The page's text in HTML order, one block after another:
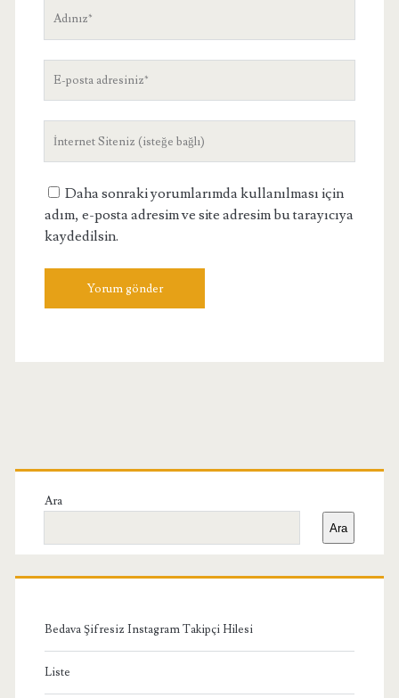
posta
Site
Daha sonraki yorumlarımda kullanılması için
adım, e-posta adresim ve site adresim bu tarayıcıya
kaydedilsin.
Birincil
Yan
Menü
Ara
Ara
Bedava Şifresiz Instagram Takipçi Hilesi
Liste